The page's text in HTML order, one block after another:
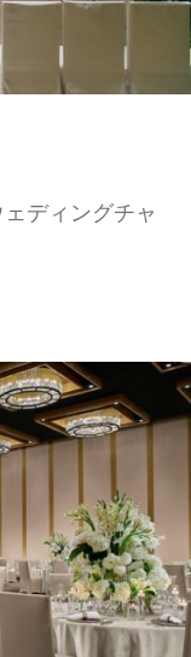
ディングチャ